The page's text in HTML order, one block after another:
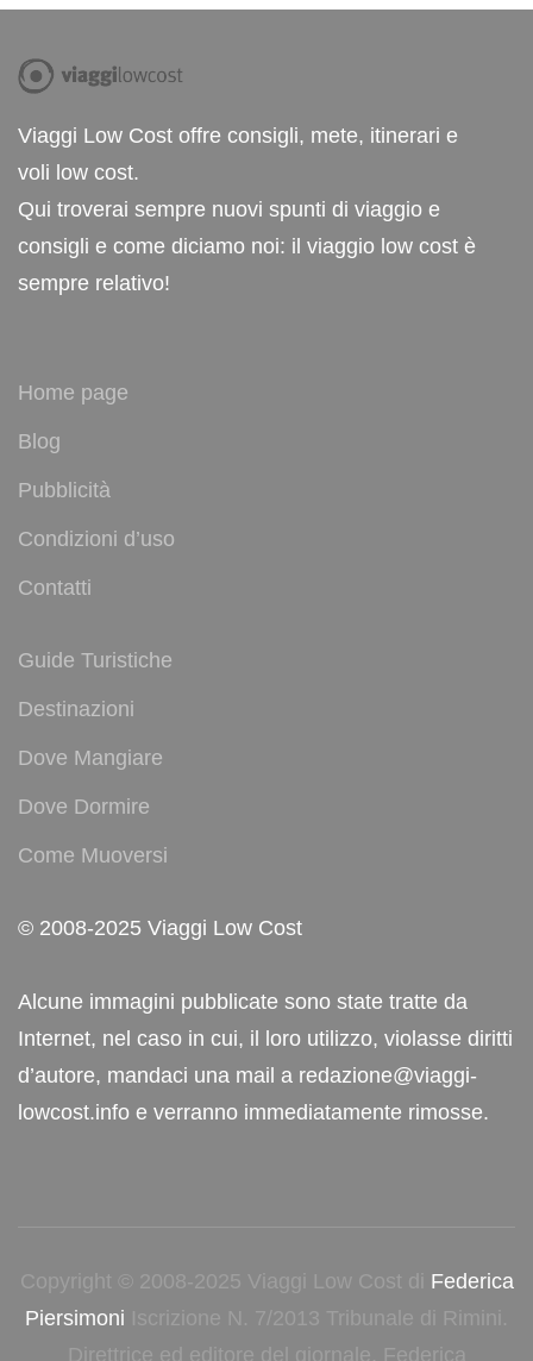
Viaggi Low Cost offre consigli, mete, itinerari e
voli low cost.
Qui troverai sempre nuovi spunti di viaggio e
consigli e come diciamo noi: il viaggio low cost è
sempre relativo!
Home page
Blog
Pubblicità
Condizioni d’uso
Contatti
Guide Turistiche
Destinazioni
Dove Mangiare
Dove Dormire
Come Muoversi
© 2008-2025 Viaggi Low Cost
Alcune immagini pubblicate sono state tratte da
Internet, nel caso in cui, il loro utilizzo, violasse diritti
d’autore, mandaci una mail a redazione@viaggi-
lowcost.info e verranno immediatamente rimosse.
Copyright © 2008-2025 Viaggi Low Cost di Federica
Piersimoni Iscrizione N. 7/2013 Tribunale di Rimini.
Direttrice ed editore del giornale, Federica